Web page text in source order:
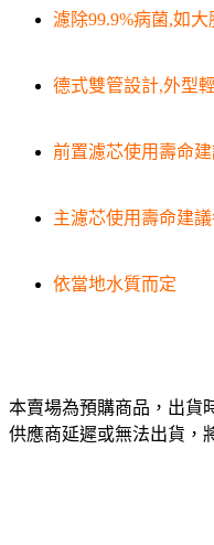
濾除99.9%病菌,如
德式雙管設計,外型
前置濾芯使用壽命
主濾芯使用壽命建
依當地水質而定
本賣場為預購商品，出貨
供應商延遲或無法出貨，